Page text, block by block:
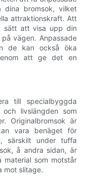
dina bromsok, vilket
attraktionskraft. Att
sätt att visa upp din
vägen. Anpassade
de kan också öka
att ge det en
till specialbyggda
livslängden som
Originalbromsok är
vara benäget för
särskilt under tuffa
å andra sidan, är
som motstår
mot slitage.